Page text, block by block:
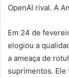
OpenAI rival. A
Em 24 de
elogiou a
a ameaça de
suprimentos. Ele